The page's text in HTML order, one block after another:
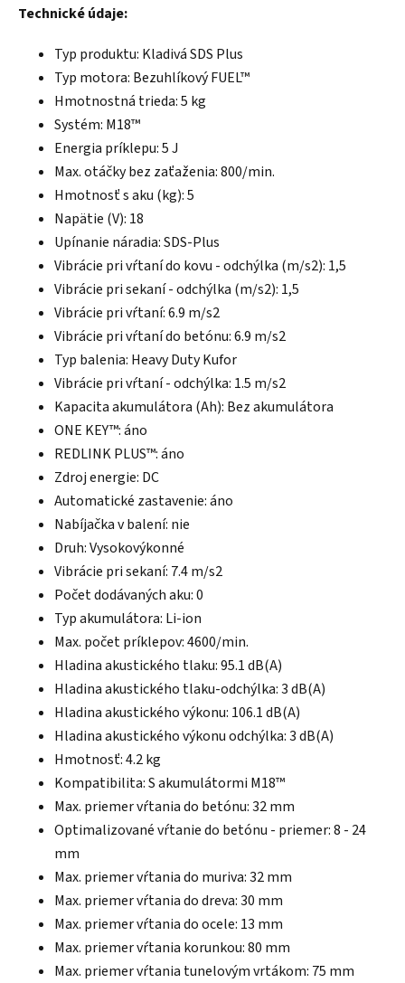
Technické údaje:
Typ produktu: Kladivá SDS Plus
Typ motora: Bezuhlíkový FUEL™
Hmotnostná trieda: 5 kg
Systém: M18™
Energia príklepu: 5 J
Max. otáčky bez zaťaženia: 800/min.
Hmotnosť s aku (kg): 5
Napätie (V): 18
Upínanie náradia: SDS-Plus
Vibrácie pri vŕtaní do kovu - odchýlka (m/s2): 1,5
Vibrácie pri sekaní - odchýlka (m/s2): 1,5
Vibrácie pri vŕtaní: 6.9 m/s2
Vibrácie pri vŕtaní do betónu: 6.9 m/s2
Typ balenia: Heavy Duty Kufor
Vibrácie pri vŕtaní - odchýlka: 1.5 m/s2
Kapacita akumulátora (Ah): Bez akumulátora
ONE KEY™: áno
REDLINK PLUS™: áno
Zdroj energie: DC
Automatické zastavenie: áno
Nabíjačka v balení: nie
Druh: Vysokovýkonné
Vibrácie pri sekaní: 7.4 m/s2
Počet dodávaných aku: 0
Typ akumulátora: Li-ion
Max. počet príklepov: 4600/min.
Hladina akustického tlaku: 95.1 dB(A)
Hladina akustického tlaku-odchýlka: 3 dB(A)
Hladina akustického výkonu: 106.1 dB(A)
Hladina akustického výkonu odchýlka: 3 dB(A)
Hmotnosť: 4.2 kg
Kompatibilita: S akumulátormi M18™
Max. priemer vŕtania do betónu: 32 mm
Optimalizované vŕtanie do betónu - priemer: 8 - 24
mm
Max. priemer vŕtania do muriva: 32 mm
Max. priemer vŕtania do dreva: 30 mm
Max. priemer vŕtania do ocele: 13 mm
Max. priemer vŕtania korunkou: 80 mm
Max. priemer vŕtania tunelovým vrtákom: 75 mm